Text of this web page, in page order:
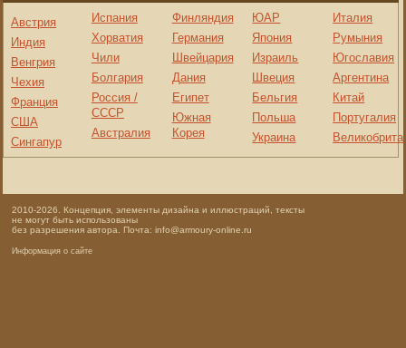
Австрия
Индия
Венгрия
Чехия
Франция
США
Сингапур
Испания
Хорватия
Чили
Болгария
Россия /
СССР
Австралия
Финляндия
Германия
Швейцария
Дания
Египет
Южная
Корея
ЮАР
Япония
Израиль
Швеция
Бельгия
Польша
Украина
Италия
Румыния
Югославия
Аргентина
Китай
Португалия
2010-2026. Концепция, элементы дизайна и иллюстраций, тексты
не могут быть использованы
без разрешения автора. Почта: info@armoury-online.ru
Информация о сайте